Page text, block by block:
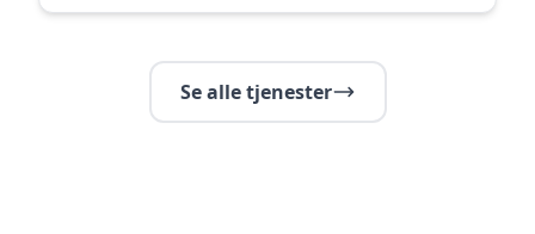
Se alle tjenester